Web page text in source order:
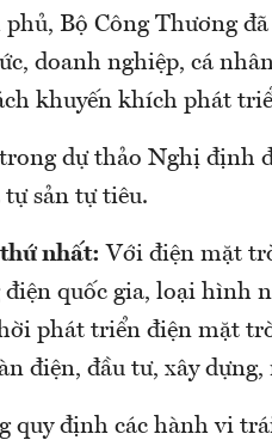
Bộ Công Thương
doanh nghiệp, cá
khuyến khích phát
dự thảo Nghị định
sản tự tiêu.
nhất: Với điện mặt
quốc gia, loại hình
phát triển điện mặt
điện, đầu tư, xây
quy định các hành vi